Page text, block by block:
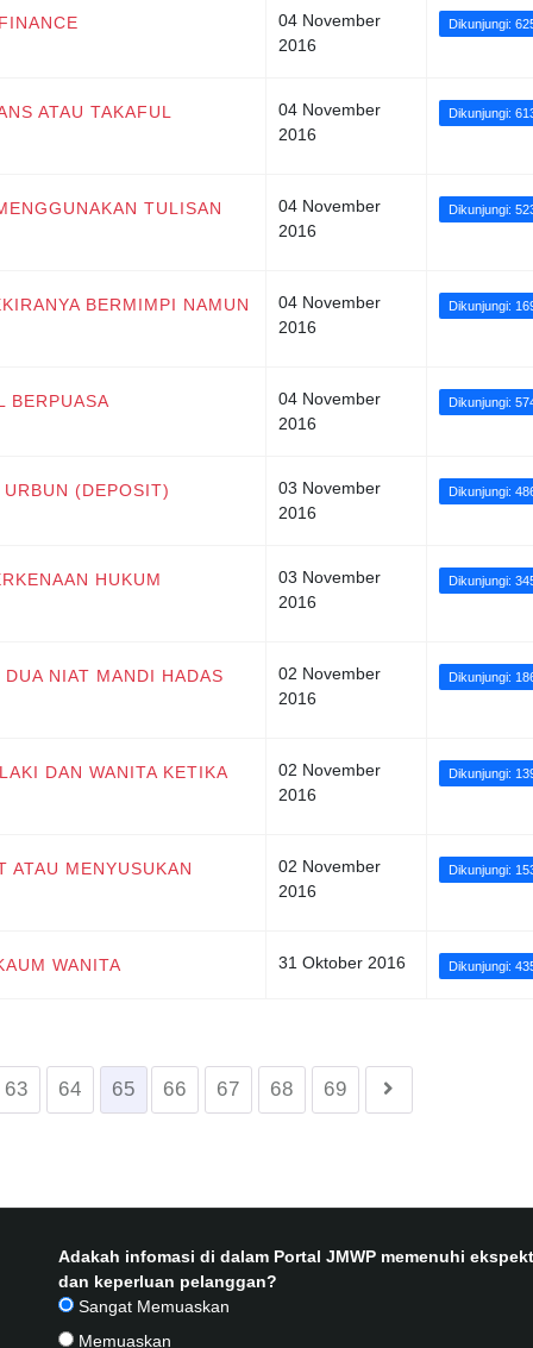
04 November
2016
Dikunjungi:
ATAU TAKAFUL
04 November
2016
Dikunjungi:
TULISAN
04 November
2016
Dikunjungi:
BERMIMPI NAMUN
04 November
2016
Dikunjungi:
BERPUASA
04 November
2016
Dikunjungi:
(DEPOSIT)
03 November
2016
Dikunjungi:
HUKUM
03 November
2016
Dikunjungi:
NIAT MANDI HADAS
02 November
2016
Dikunjungi:
DAN WANITA KETIKA
02 November
2016
Dikunjungi:
MENYUSUKAN
02 November
2016
Dikunjungi:
WANITA 31 Oktober 2016 Dikunjungi:
63 64 65 66 67 68 69
Adakah infomasi di dalam Portal JMWP memenuhi
dan keperluan pelanggan?
Sangat Memuaskan
Memuaskan